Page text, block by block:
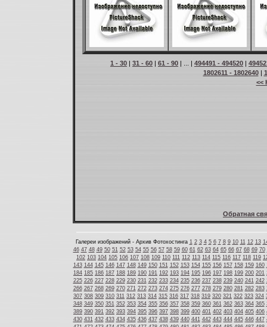
1 - 30 | 31 - 60 | 61 - 90 | ... | 494491 - 494520 |
1802611 - 1802640|
<<
Обратная
Галереи изображений - Архив Фотохостинга 1 2 3 4 5 6 7 8 9 10 11 12 13
46 47 48 49 50 51 52 53 54 55 56 57 58 59 60 61 62 63 64 65 66 67 68 69 70
102 103 104 105 106 107 108 109 110 111 112 113 114 115 116 117 118 119
143 144 145 146 147 148 149 150 151 152 153 154 155 156 157 158 159 160
184 185 186 187 188 189 190 191 192 193 194 195 196 197 198 199 200 201
225 226 227 228 229 230 231 232 233 234 235 236 237 238 239 240 241 242
266 267 268 269 270 271 272 273 274 275 276 277 278 279 280 281 282 283
307 308 309 310 311 312 313 314 315 316 317 318 319 320 321 322 323 324
348 349 350 351 352 353 354 355 356 357 358 359 360 361 362 363 364 365
389 390 391 392 393 394 395 396 397 398 399 400 401 402 403 404 405 406
430 431 432 433 434 435 436 437 438 439 440 441 442 443 444 445 446 447